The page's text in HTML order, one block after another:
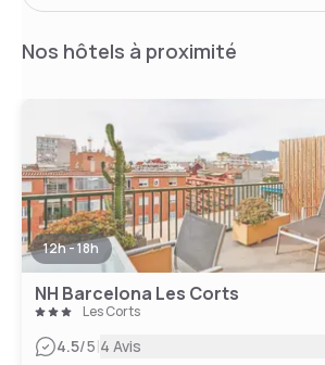
Nos hôtels à proximité
12h - 18h
NH Barcelona Les Corts
Les Corts
4.5/5|4 Avis